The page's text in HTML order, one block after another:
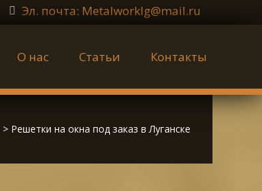
Эл. почта: Metalworklg@mail.ru
О нас Статьи Контакты
> Решетки на окна под заказ в Луганске